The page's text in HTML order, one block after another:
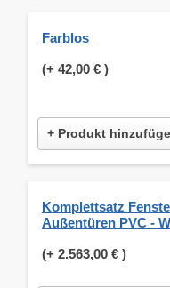
Farblos
(+ 42,00 € )
+ Produkt
Komplettsatz
Außentüren PVC -
(+ 2.563,00 € )